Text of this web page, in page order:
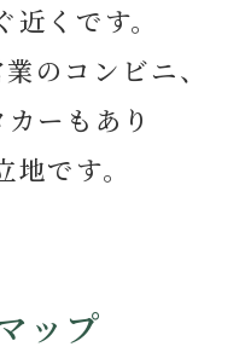
くです。
のコンビニ、
ーもあり
です。
ップ